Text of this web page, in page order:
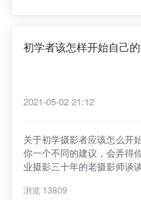
初学者该怎样开始自己
2021-05-02 21:12
关于初学摄影者应该怎么开
你一个不同的建议，会弄得
业摄影三十年的老摄影师谈
浏览 13809